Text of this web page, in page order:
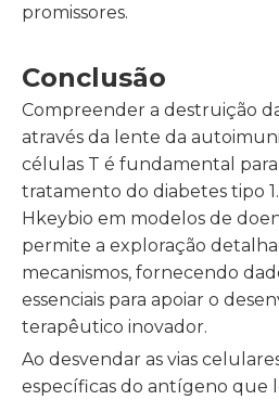
promissores.
Conclusão
Compreender a destruição
através da lente da
células T é fundamental
tratamento do diabetes tipo
Hkeybio em modelos de
permite a exploração
mecanismos, fornecendo
essenciais para apoiar o
terapêutico inovador.
Ao desvendar as vias
específicas do antígeno que